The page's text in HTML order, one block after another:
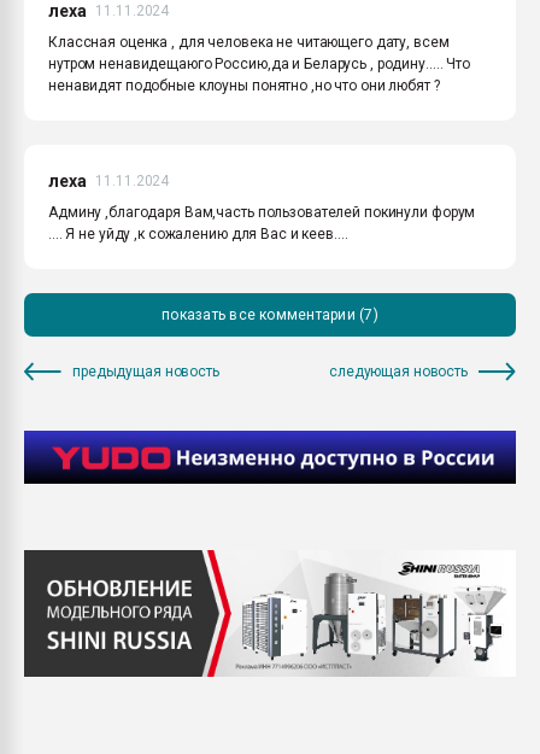
леха
11.11.2024
Классная оценка , для человека не читающего дату, всем
нутром ненавидещаюго Россию,да и Беларусь , родину..... Что
ненавидят подобные клоуны понятно ,но что они любят ?
леха
11.11.2024
Админу ,благодаря Вам,часть пользователей покинули форум
.... Я не уйду ,к сожалению для Вас и кеев....
показать все комментарии (7)
предыдущая новость следующая новость